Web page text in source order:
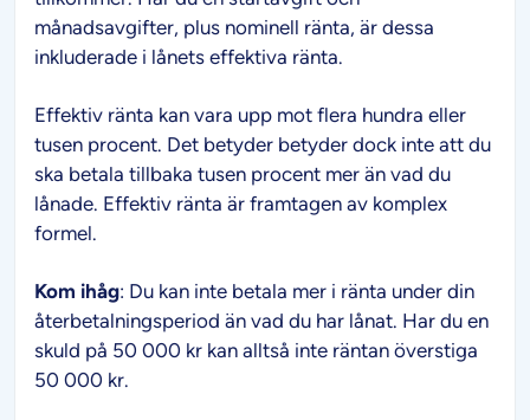
månadsavgifter, plus nominell ränta, är dessa
inkluderade i lånets effektiva ränta.
Effektiv ränta kan vara upp mot flera hundra eller
tusen procent. Det betyder betyder dock inte att du
ska betala tillbaka tusen procent mer än vad du
lånade. Effektiv ränta är framtagen av komplex
formel.
Kom ihåg: Du kan inte betala mer i ränta under din
återbetalningsperiod än vad du har lånat. Har du en
skuld på 50 000 kr kan alltså inte räntan överstiga
50 000 kr.